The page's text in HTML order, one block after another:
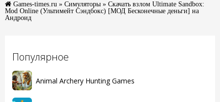
Популярное
Animal Archery Hunting Games
Games-times.ru » Симуляторы » Скачать взлом Ultimate Sandbox:
Mod Online (Ультимейт Сэндбокс) [МОД Бесконечные деньги] на
Андроид